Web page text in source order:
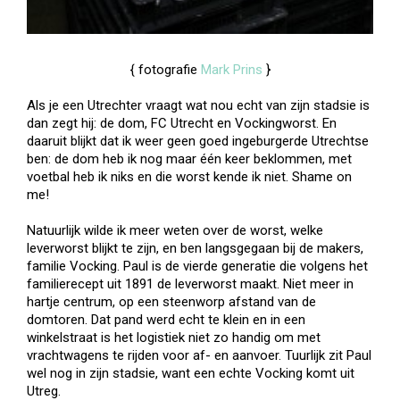
{ fotografie Mark Prins }
Als je een Utrechter vraagt wat nou echt van zijn stadsie is
dan zegt hij: de dom, FC Utrecht en Vockingworst. En
daaruit blijkt dat ik weer geen goed ingeburgerde Utrechtse
ben: de dom heb ik nog maar één keer beklommen, met
voetbal heb ik niks en die worst kende ik niet. Shame on
me!
Natuurlijk wilde ik meer weten over de worst, welke
leverworst blijkt te zijn, en ben langsgegaan bij de makers,
familie Vocking. Paul is de vierde generatie die volgens het
familierecept uit 1891 de leverworst maakt. Niet meer in
hartje centrum, op een steenworp afstand van de
domtoren. Dat pand werd echt te klein en in een
winkelstraat is het logistiek niet zo handig om met
vrachtwagens te rijden voor af- en aanvoer. Tuurlijk zit Paul
wel nog in zijn stadsie, want een echte Vocking komt uit
Utreg.